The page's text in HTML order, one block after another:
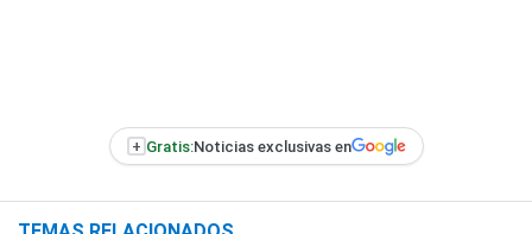
+ Gratis:Noticias exclusivas en